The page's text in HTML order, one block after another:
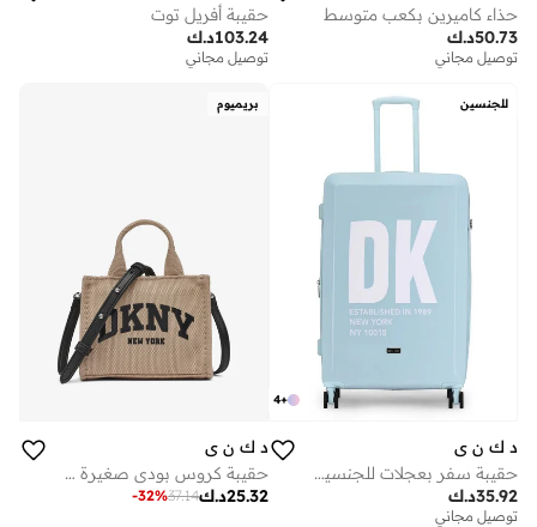
حذاء كاميرين بكعب متوسط
د.ك50.73
توصيل مجاني
حقيبة أفريل توت
د.ك103.24
توصيل مجاني
للجنسين
+
4
د ك ن ي
حقيبة سفر بعجلات للجنسين | خفيفة الوزن للغاية من بعجلات دوارة ألوان أخضر بحري
د.ك35.92
توصيل مجاني
بريميوم
د ك ن ي
حقيبة كروس بودي صغيرة كاجوال
د.ك25.32
37.14
-32%